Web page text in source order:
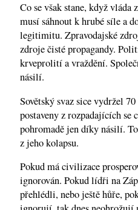
Co se však stane, když vláda
musí sáhnout k hrubé síle a
legitimitu. Zpravodajské
zdroje čisté propagandy.
krveprolití a vraždění.
násilí.
Sovětský svaz sice vydržel
postaveny z rozpadajících
pohromadě jen díky násilí.
z jeho kolapsu.
Pokud má civilizace
ignorován. Pokud lídři na
přehlédli, nebo ještě hůře,